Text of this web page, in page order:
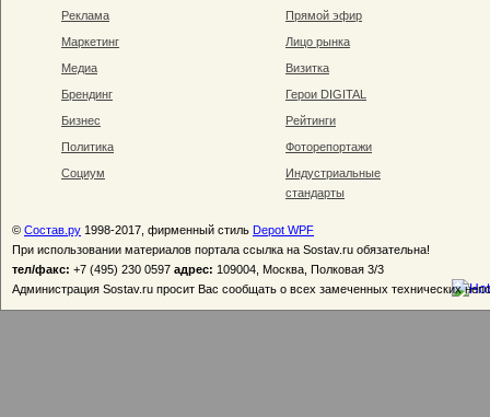
Реклама
Маркетинг
Медиа
Брендинг
Бизнес
Политика
Социум
Прямой эфир
Лицо рынка
Визитка
Герои DIGITAL
Рейтинги
Фоторепортажи
Индустриальные
стандарты
© Состав.ру 1998-2017, фирменный стиль Depot WPF
При использовании материалов портала ссылка на Sostav.ru обязательна!
тел/факс: +7 (495) 230 0597 адрес: 109004, Москва, Полковая 3/3
Администрация Sostav.ru просит Вас сообщать о всех замеченных технических